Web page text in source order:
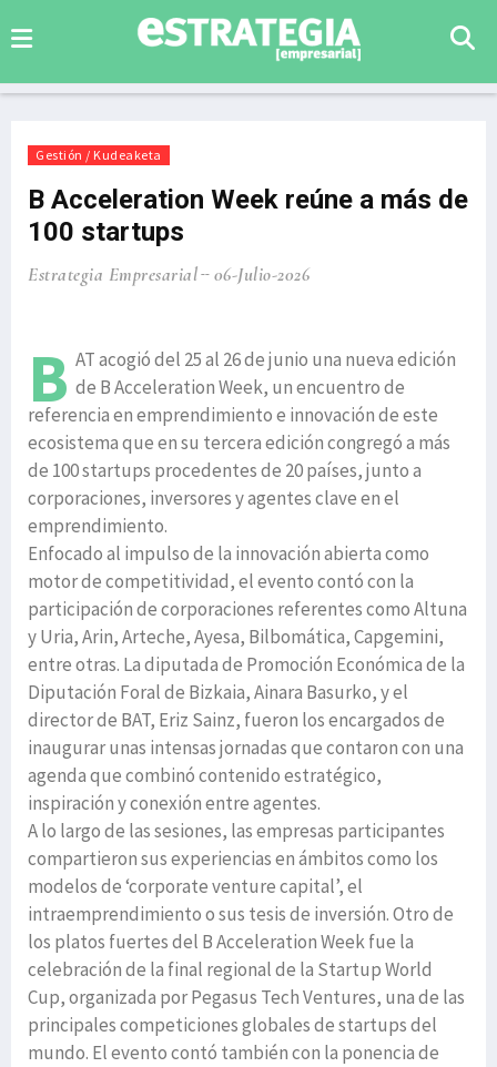
Gestión / Kudeaketa
B Acceleration Week reúne a más de
100 startups
Estrategia Empresarial 06-Julio-2026
B AT acogió del 25 al 26 de junio una nueva edición
de B Acceleration Week, un encuentro de
referencia en emprendimiento e innovación de este
ecosistema que en su tercera edición congregó a más
de 100 startups procedentes de 20 países, junto a
corporaciones, inversores y agentes clave en el
emprendimiento.
Enfocado al impulso de la innovación abierta como
motor de competitividad, el evento contó con la
participación de corporaciones referentes como Altuna
y Uria, Arin, Arteche, Ayesa, Bilbomática, Capgemini,
entre otras. La diputada de Promoción Económica de la
Diputación Foral de Bizkaia, Ainara Basurko, y el
director de BAT, Eriz Sainz, fueron los encargados de
inaugurar unas intensas jornadas que contaron con una
agenda que combinó contenido estratégico,
inspiración y conexión entre agentes.
A lo largo de las sesiones, las empresas participantes
compartieron sus experiencias en ámbitos como los
modelos de ‘corporate venture capital’, el
intraemprendimiento o sus tesis de inversión. Otro de
los platos fuertes del B Acceleration Week fue la
celebración de la final regional de la Startup World
Cup, organizada por Pegasus Tech Ventures, una de las
principales competiciones globales de startups del
mundo. El evento contó también con la ponencia de